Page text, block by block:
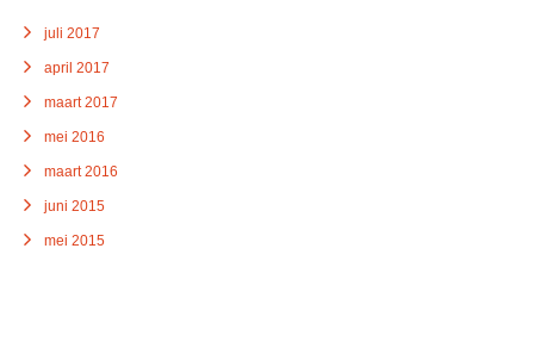
juli 2017
april 2017
maart 2017
mei 2016
maart 2016
juni 2015
mei 2015